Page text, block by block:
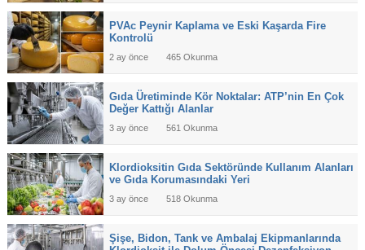
PVAc Peynir Kaplama ve Eski Kaşarda Fire
Kontrolü
2 ay önce 465 Okunma
Gıda Üretiminde Kör Noktalar: ATP’nin En Çok
Değer Kattığı Alanlar
3 ay önce 561 Okunma
Klordioksitin Gıda Sektöründe Kullanım Alanları
ve Gıda Korumasındaki Yeri
3 ay önce 518 Okunma
Şişe, Bidon, Tank ve Ambalaj Ekipmanlarında